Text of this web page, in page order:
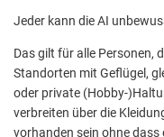
Jeder kann die AI
Das gilt für alle Personen,
Standorten mit Geflügel,
oder private (Hobby-
verbreiten über die
vorhanden sein ohne